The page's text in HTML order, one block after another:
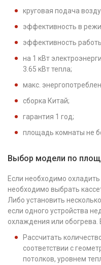
круговая подача
эффективность в
эффективность
на 1 кВт
3.65 кВт тепла;
макс.
сборка Китай;
гарантия 1 год;
площадь комнаты не
Выбор модели по
Если необходимо
необходимо выбрать
Либо установить
если одного устройства
охлаждения или
Рассчитать
соответствии с
потолков, уровнем